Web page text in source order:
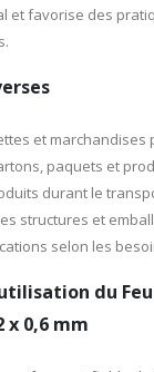
et favorise des
et marchandises
paquets et
durant le
structures et
selon les
du
x 0,6 mm